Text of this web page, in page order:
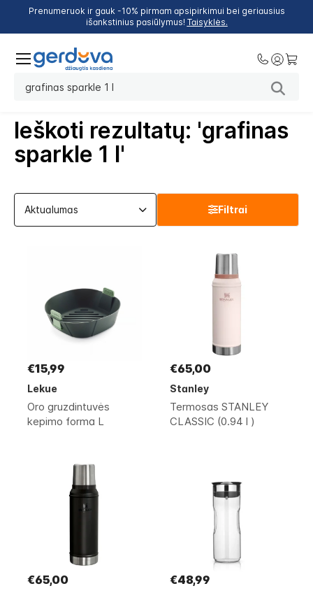
Prenumeruok ir gauk -10% pirmam apsipirkimui bei geriausius
išankstinius pasiūlymus! Taisyklės.
Ieškoti rezultatų: 'grafinas
sparkle 1 l'
Filtrai
€15,99
Lekue
Oro gruzdintuvės
kepimo forma L
€65,00
Stanley
Termosas STANLEY
CLASSIC (0.94 l )
€65,00 €48,99